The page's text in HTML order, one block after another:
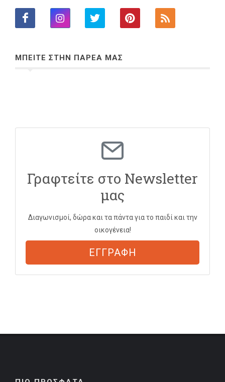
ΜΠΕΙΤΕ ΣΤΗΝ ΠΑΡΕΑ ΜΑΣ
Γραφτείτε στο Newsletter
μας
Διαγωνισμοί, δώρα και τα πάντα για το παιδί και την
οικογένεια!
ΕΓΓΡΑΦΗ